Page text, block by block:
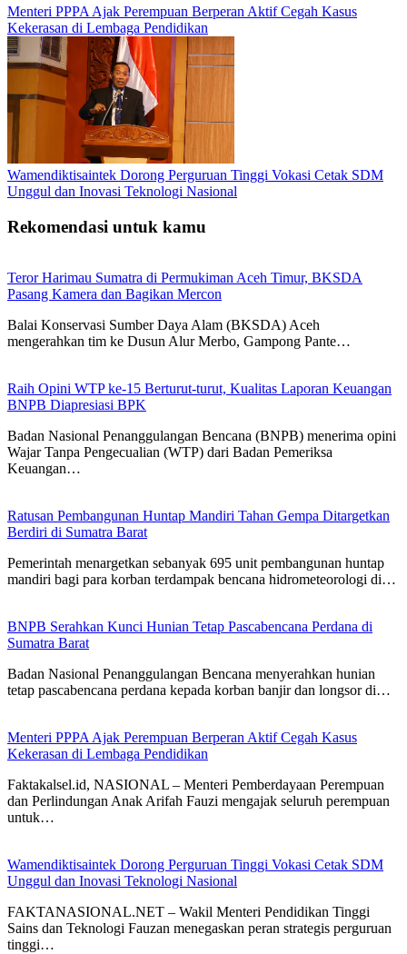
Menteri PPPA Ajak Perempuan Berperan Aktif Cegah Kasus
Kekerasan di Lembaga Pendidikan
Wamendiktisaintek Dorong Perguruan Tinggi Vokasi Cetak SDM
Unggul dan Inovasi Teknologi Nasional
Rekomendasi untuk kamu
Teror Harimau Sumatra di Permukiman Aceh Timur, BKSDA
Pasang Kamera dan Bagikan Mercon
Balai Konservasi Sumber Daya Alam (BKSDA) Aceh
mengerahkan tim ke Dusun Alur Merbo, Gampong Pante…
Raih Opini WTP ke-15 Berturut-turut, Kualitas Laporan Keuangan
BNPB Diapresiasi BPK
Badan Nasional Penanggulangan Bencana (BNPB) menerima opini
Wajar Tanpa Pengecualian (WTP) dari Badan Pemeriksa
Keuangan…
Ratusan Pembangunan Huntap Mandiri Tahan Gempa Ditargetkan
Berdiri di Sumatra Barat
Pemerintah menargetkan sebanyak 695 unit pembangunan huntap
mandiri bagi para korban terdampak bencana hidrometeorologi di…
BNPB Serahkan Kunci Hunian Tetap Pascabencana Perdana di
Sumatra Barat
Badan Nasional Penanggulangan Bencana menyerahkan hunian
tetap pascabencana perdana kepada korban banjir dan longsor di…
Menteri PPPA Ajak Perempuan Berperan Aktif Cegah Kasus
Kekerasan di Lembaga Pendidikan
Faktakalsel.id, NASIONAL – Menteri Pemberdayaan Perempuan
dan Perlindungan Anak Arifah Fauzi mengajak seluruh perempuan
untuk…
Wamendiktisaintek Dorong Perguruan Tinggi Vokasi Cetak SDM
Unggul dan Inovasi Teknologi Nasional
FAKTANASIONAL.NET – Wakil Menteri Pendidikan Tinggi
Sains dan Teknologi Fauzan menegaskan peran strategis perguruan
tinggi…